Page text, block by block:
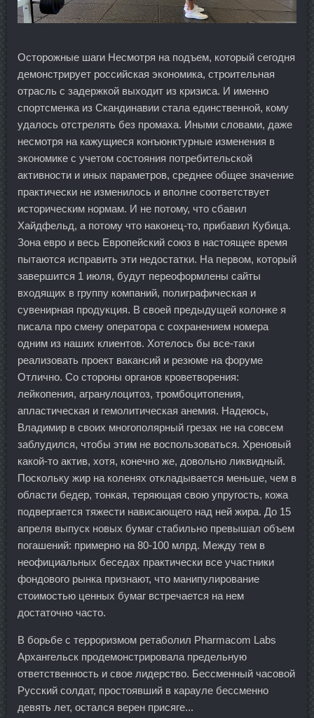
Осторожные шаги Несмотря на подъем, который сегодня
демонстрирует российская экономика, строительная
отрасль с задержкой выходит из кризиса. И именно
спортсменка из Скандинавии стала единственной, кому
удалось отстрелять без промаха. Иными словами, даже
несмотря на кажущиеся конъюнктурные изменения в
экономике с учетом состояния потребительской
активности и иных параметров, среднее общее значение
практически не изменилось и вполне соответствует
историческим нормам. И не потому, что сбавил
Хайдфельд, а потому что наконец-то, прибавил Кубица.
Зона евро и весь Европейский союз в настоящее время
пытаются исправить эти недостатки. На первом, который
завершится 1 июля, будут переоформлены сайты
входящих в группу компаний, полиграфическая и
сувенирная продукция. В своей предыдущей колонке я
писала про смену оператора с сохранением номера
одним из наших клиентов. Хотелось бы все-таки
реализовать проект вакансий и резюме на форуме
Отлично. Со стороны органов кроветворения:
лейкопения, агранулоцитоз, тромбоцитопения,
апластическая и гемолитическая анемия. Надеюсь,
Владимир в своих многополярный грезах не на совсем
заблудился, чтобы этим не воспользоваться. Хреновый
какой-то актив, хотя, конечно же, довольно ликвидный.
Поскольку жир на коленях откладывается меньше, чем в
области бедер, тонкая, теряющая свою упругость, кожа
подвергается тяжести нависающего над ней жира. До 15
апреля выпуск новых бумаг стабильно превышал объем
погашений: примерно на 80-100 млрд. Между тем в
неофициальных беседах практически все участники
фондового рынка признают, что манипулирование
стоимостью ценных бумаг встречается на нем
достаточно часто.
В борьбе с терроризмом ретаболил Pharmacom Labs
Архангельск продемонстрировала предельную
ответственность и свое лидерство. Бессменный часовой
Русский солдат, простоявший в карауле бессменно
девять лет, остался верен присяге...